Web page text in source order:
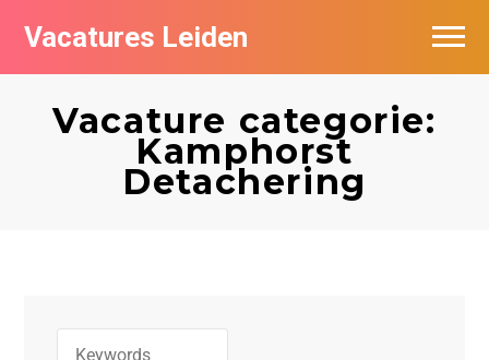
Vacatures Leiden
Vacature categorie:
Kamphorst
Detachering
Vacatures per bedrijf
De populairste vacatures in Leiden
Nieuwsbrief feed